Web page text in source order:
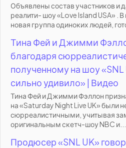
Объявлены состав участников и
реалити- шоу «Love Island USA» .
новая группа одиноких людей,
Тина Фей и Джимми
благодаря
полученному на шоу «SNL
сильно удивило» | Видео
Тина Фей и Джимми Фэллон
на «Saturday Night Live UK» были
сюрреалистичными, учитывая
оригинальным скетч-шоу NBC и...
Продюсер «SNL UK»